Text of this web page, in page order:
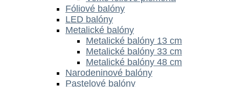
Fóliové balóny
LED balóny
Metalické balóny
Metalické balóny 13 cm
Metalické balóny 33 cm
Metalické balóny 48 cm
Narodeninové balóny
Pastelové balóny